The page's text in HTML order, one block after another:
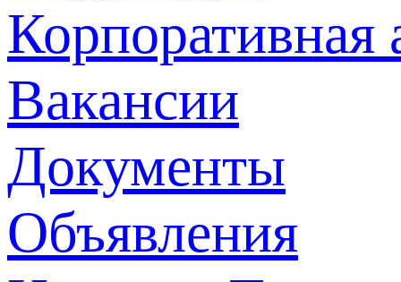
Корпоративная
Вакансии
Документы
Объявления